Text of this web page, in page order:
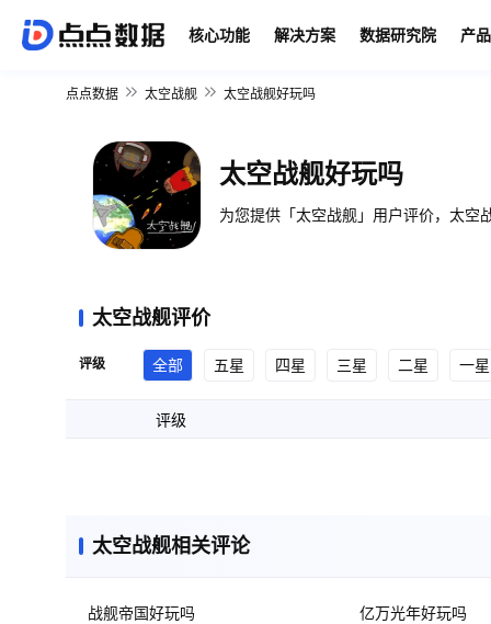
核心功能 解决方案 数据研究院 产
点点数据 太空战舰 太空战舰好玩吗
太空战舰好玩吗
为您提供「太空战舰」用户评价，太空
太空战舰评价
评级 全部 五星 四星 三星 二星 一星
评级
太空战舰相关评论
战舰帝国好玩吗 亿万光年好玩吗